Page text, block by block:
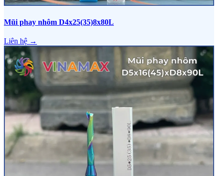
Mũi phay nhôm D4x25(35)8x80L
Liên hệ →